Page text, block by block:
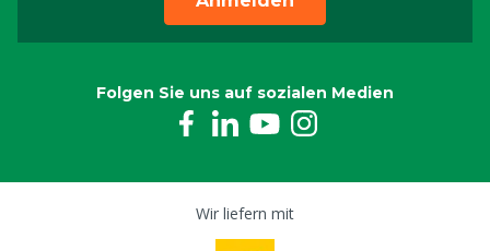
Folgen Sie uns auf sozialen Medien
Wir liefern mit